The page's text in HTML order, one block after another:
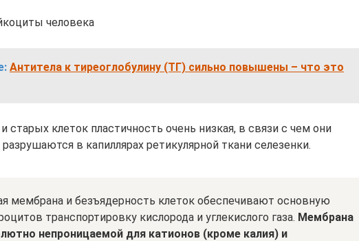
человека
Антитела к тиреоглобулину (ТГ) сильно повышены – что это
старых клеток пластичность очень низкая, в связи с чем они
в капиллярах ретикулярной ткани селезенки.
мембрана и безъядерность клеток обеспечивают основную
транспортировку кислорода и углекислого газа. Мембрана
непроницаемой для катионов (кроме калия) и